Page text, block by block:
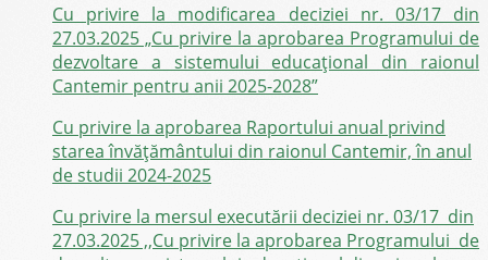
Cu privire la modificarea deciziei nr. 03/17 din
27.03.2025 „Cu privire la aprobarea Programului de
dezvoltare a sistemului educațional din raionul
Cantemir pentru anii 2025-2028”
Cu privire la aprobarea Raportului anual privind
starea învățământului din raionul Cantemir, în anul
de studii 2024-2025
Cu privire la mersul executării deciziei nr. 03/17 din
27.03.2025 ,,Cu privire la aprobarea Programului de